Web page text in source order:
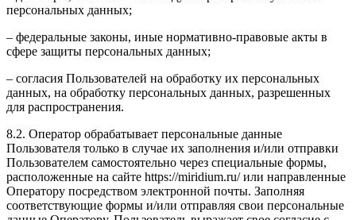
персональных данных;
– федеральные законы, иные нормативно-правовые акты в
сфере защиты персональных данных;
– согласия Пользователей на обработку их персональных
данных, на обработку персональных данных, разрешенных
для распространения.
8.2. Оператор обрабатывает персональные данные
Пользователя только в случае их заполнения и/или отправки
Пользователем самостоятельно через специальные формы,
расположенные на сайте https://miridium.ru/ или направленные
Оператору посредством электронной почты. Заполняя
соответствующие формы и/или отправляя свои персональные